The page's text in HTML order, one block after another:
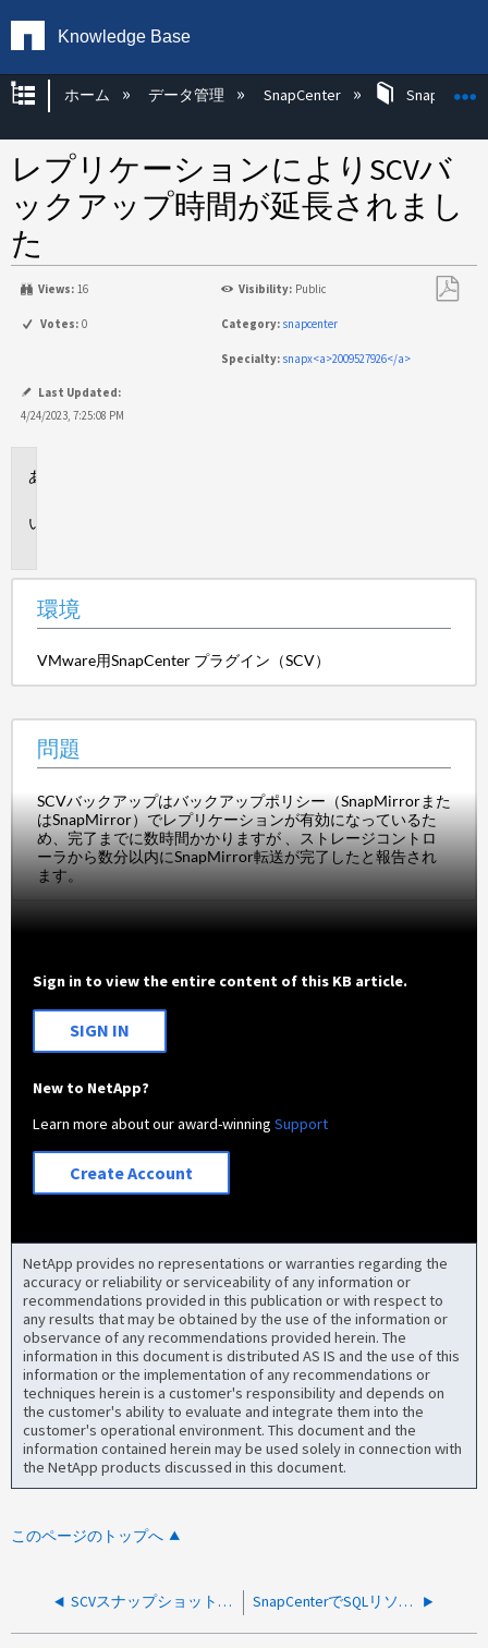
Knowledge Base
グローバル階層を展開/折りたたむ
ホーム データ管理 SnapCenter SnapCenter
レプリケーションによりSCVバ
ックアップ時間が延長されまし
た
Views: 16 Visibility: Public
Votes: 0 Category: snapcenter
Specialty: snapx<a>2009527926</a>
Last Updated:
4/24/2023, 7:25:08 PM
環境
VMware用SnapCenter プラグイン（SCV）
問題
SCVバックアップはバックアップポリシー（SnapMirrorまた
はSnapMirror）でレプリケーションが有効になっているた
め、完了までに数時間かかりますが 、ストレージコントロ
ーラから数分以内にSnapMirror転送が完了したと報告され
ます。
Sign in to view the entire content of this KB article.
SIGN IN
New to NetApp?
Learn more about our award-winningSupport
Create Account
NetApp provides no representations or warranties regarding the
accuracy or reliability or serviceability of any information or
recommendations provided in this publication or with respect to
any results that may be obtained by the use of the information or
observance of any recommendations provided herein. The
information in this document is distributed AS IS and the use of this
information or the implementation of any recommendations or
techniques herein is a customer's responsibility and depends on
the customer's ability to evaluate and integrate them into the
customer's operational environment. This document and the
information contained herein may be used solely in connection with
the NetApp products discussed in this document.
このページのトップへ
SCVスナップショットのプロセスと、VMバックアップにLUNの全容量が含まれる理由を説明してください SnapCenterでSQLリソースグループを作成できません。GUIエラー「Unable to find the resources for the selection made」が表示される